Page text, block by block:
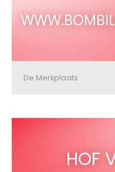
De Merkplaats
HOF